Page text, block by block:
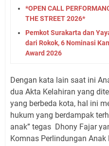
*OPEN CALL
THE STREET 2026*
Pemkot Surakarta dan
dari Rokok, 6 Nominasi
Award 2026
Dengan kata lain saat ini
dua Akta Kelahiran yang
yang berbeda kota, hal ini
hukum yang berdampak
anak” tegas Dhony Fajar
Komnas Perlindungan Anak